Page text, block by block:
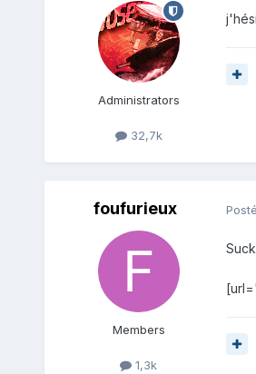
Administrators
32,7k
foufurieux
Members
1,3k